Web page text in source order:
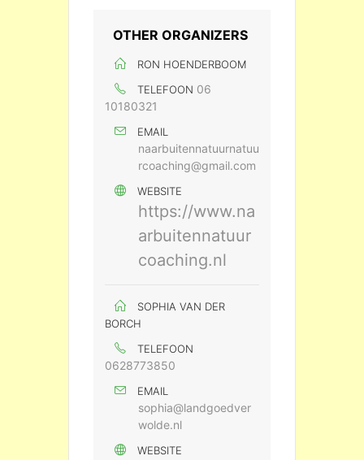
OTHER ORGANIZERS
RON HOENDERBOOM
TELEFOON 06
10180321
EMAIL
naarbuitennatuurnatuu
rcoaching@gmail.com
WEBSITE
https://www.na
arbuitennatuur
coaching.nl
SOPHIA VAN DER
BORCH
TELEFOON
0628773850
EMAIL
sophia@landgoedver
wolde.nl
WEBSITE